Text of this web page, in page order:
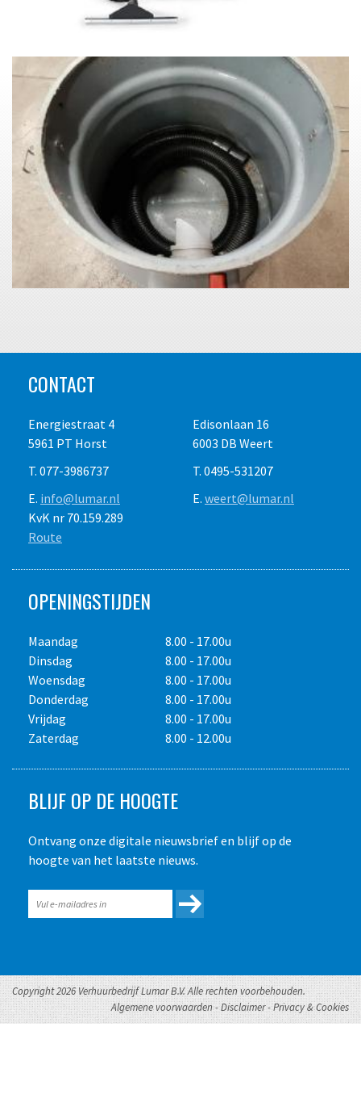
CONTACT
Energiestraat 4
5961 PT Horst
T. 077-3986737
E. info@lumar.nl
Edisonlaan 16
6003 DB Weert
T. 0495-531207
E. weert@lumar.nl
KvK nr 70.159.289
Route
OPENINGSTIJDEN
Maandag
Dinsdag
Woensdag
Donderdag
Vrijdag
Zaterdag
8.00 - 17.00u
8.00 - 17.00u
8.00 - 17.00u
8.00 - 17.00u
8.00 - 17.00u
8.00 - 12.00u
BLIJF OP DE HOOGTE
Ontvang onze digitale nieuwsbrief en blijf op de
hoogte van het laatste nieuws.
Copyright 2026 Verhuurbedrijf Lumar B.V. Alle rechten voorbehouden.
Algemene voorwaarden-Disclaimer-Privacy & Cookies